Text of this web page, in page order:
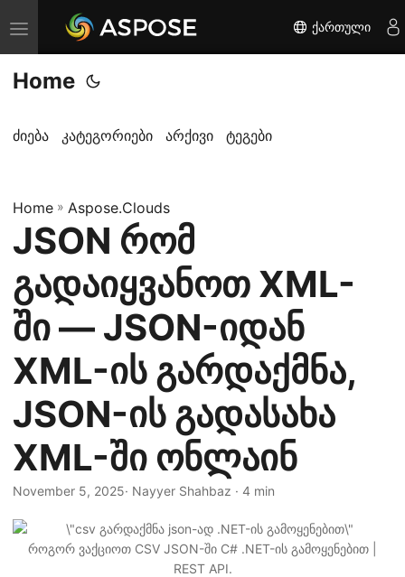
T
o
g
l
a
v
i
g
a
t
i
o
ქართული
Home
ძიება კატეგორიები არქივი ტეგები
Home » Aspose.Clouds
JSON რომ
გადაიყვანოთ XML-
ში — JSON-იდან
XML-ის გარდაქმნა,
JSON-ის გადასახა
XML-ში ონლაინ
November 5, 2025· Nayyer Shahbaz · 4 min
როგორ ვაქციოთ CSV JSON-ში C# .NET-ის გამოყენებით |
REST API.